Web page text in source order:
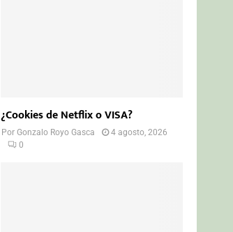
¿Cookies de Netflix o VISA?
PorGonzalo Royo Gasca
4 agosto, 2026
0